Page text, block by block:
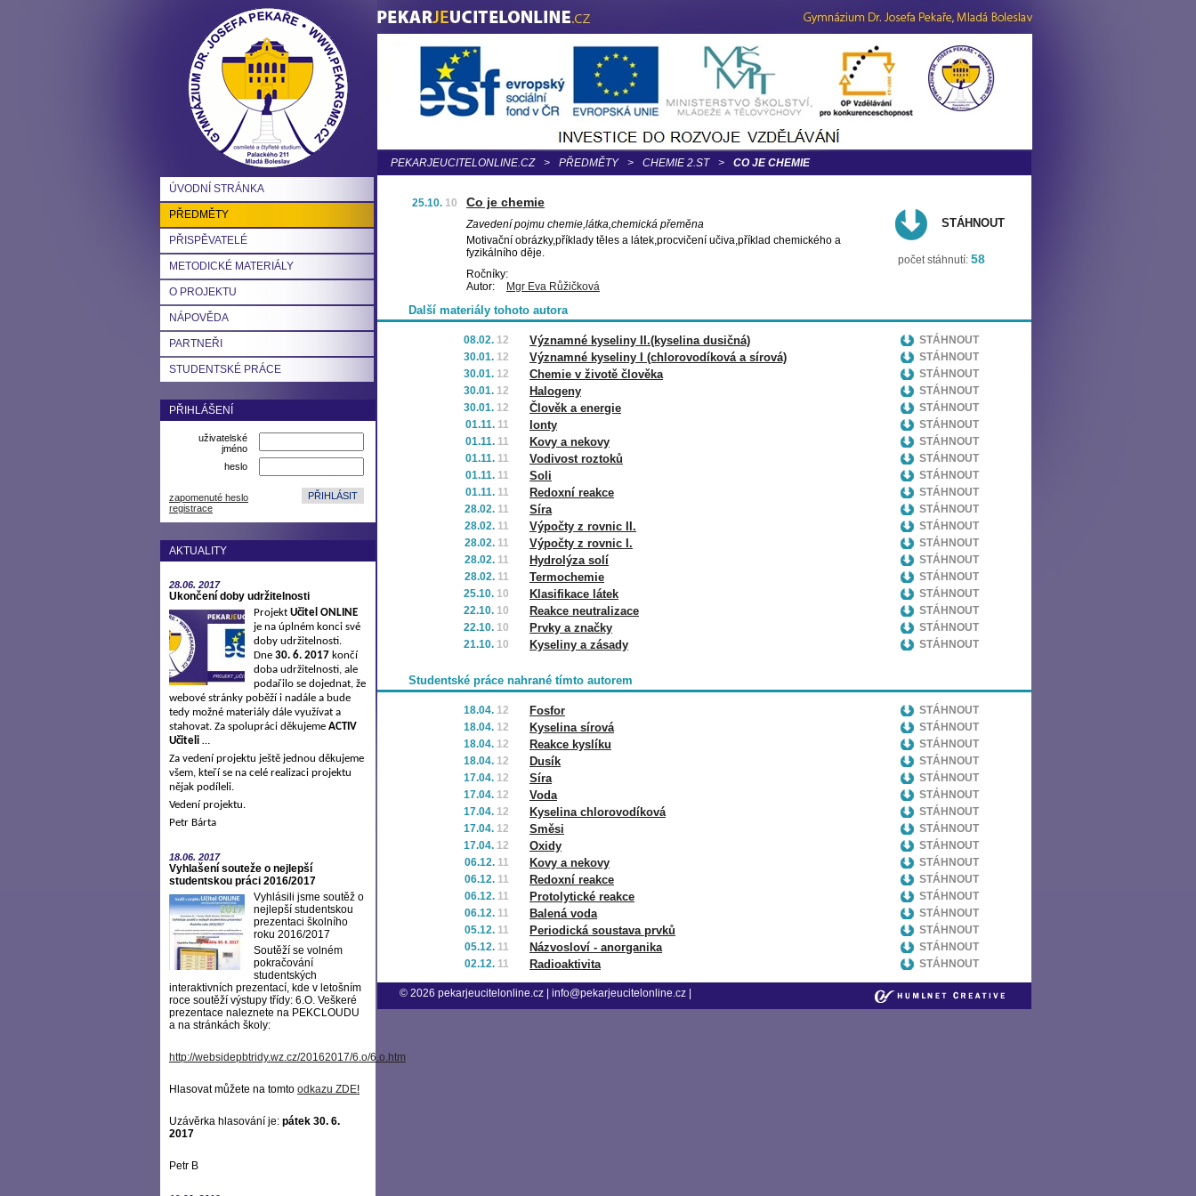
ÚVODNÍ STRÁNKA
PŘEDMĚTY
PŘISPĚVATELÉ
METODICKÉ MATERIÁLY
O PROJEKTU
NÁPOVĚDA
PARTNEŘI
STUDENTSKÉ PRÁCE
PŘIHLÁŠENÍ
uživatelské
jméno
heslo
zapomenuté heslo
registrace
AKTUALITY
28.06. 2017
Ukončení doby udržitelnosti
Projekt Učitel ONLINE
je na úplném konci své
doby udržitelnosti.
Dne 30. 6. 2017 končí
doba udržitelnosti, ale
podařilo se dojednat, že
webové stránky poběží i nadále a bude
tedy možné materiály dále využívat a
stahovat. Za spolupráci děkujeme ACTIV
Učiteli …
Za vedení projektu ještě jednou děkujeme
všem, kteří se na celé realizaci projektu
nějak podíleli.
Vedení projektu.
Petr Bárta
18.06. 2017
Vyhlašení souteže o nejlepší
studentskou práci 2016/2017
Vyhlásili jsme soutěž o
nejlepší studentskou
prezentaci školního
roku 2016/2017
Soutěží se volném
pokračování
studentských
interaktivních prezentací, kde v letošním
roce soutěží výstupy třídy: 6.O. Veškeré
prezentace naleznete na PEKCLOUDU
a na stránkách školy:
http://websidepbtridy.wz.cz/20162017/6.o/6.o.htm
Hlasovat můžete na tomto odkazu ZDE!
Uzávěrka hlasování je: pátek 30. 6.
2017
Petr B
PEKARJEUCITELONLINE.CZ > PŘEDMĚTY > CHEMIE 2.ST > CO JE CHEMIE
25.10. 10 Co je chemie
Zavedení pojmu chemie,látka,chemická přeměna
Motivační obrázky,příklady těles a látek,procvičení učiva,příklad chemického a
fyzikálního děje.
Ročníky:
Autor:
Mgr Eva Růžičková
STÁHNOUT
počet stáhnutí: 58
Další materiály tohoto autora
08.02. 12 Významné kyseliny II.(kyselina dusičná)
STÁHNOUT
30.01. 12 Významné kyseliny I (chlorovodíková a sírová)
STÁHNOUT
30.01. 12 Chemie v životě člověka
STÁHNOUT
30.01. 12 Halogeny
STÁHNOUT
30.01. 12 Člověk a energie
STÁHNOUT
01.11. 11 Ionty
STÁHNOUT
01.11. 11 Kovy a nekovy
STÁHNOUT
01.11. 11 Vodivost roztoků
STÁHNOUT
01.11. 11 Soli
STÁHNOUT
01.11. 11 Redoxní reakce
STÁHNOUT
28.02. 11 Síra
STÁHNOUT
28.02. 11 Výpočty z rovnic II.
STÁHNOUT
28.02. 11 Výpočty z rovnic I.
STÁHNOUT
28.02. 11 Hydrolýza solí
STÁHNOUT
28.02. 11 Termochemie
STÁHNOUT
25.10. 10 Klasifikace látek
STÁHNOUT
22.10. 10 Reakce neutralizace
STÁHNOUT
22.10. 10 Prvky a značky
STÁHNOUT
21.10. 10 Kyseliny a zásady STÁHNOUT
Studentské práce nahrané tímto autorem
18.04. 12 Fosfor
STÁHNOUT
18.04. 12 Kyselina sírová
STÁHNOUT
18.04. 12 Reakce kyslíku
STÁHNOUT
18.04. 12 Dusík
STÁHNOUT
17.04. 12 Síra
STÁHNOUT
17.04. 12 Voda
STÁHNOUT
17.04. 12 Kyselina chlorovodíková
STÁHNOUT
17.04. 12 Směsi
STÁHNOUT
17.04. 12 Oxidy
STÁHNOUT
06.12. 11 Kovy a nekovy
STÁHNOUT
06.12. 11 Redoxní reakce
STÁHNOUT
06.12. 11 Protolytické reakce
STÁHNOUT
06.12. 11 Balená voda
STÁHNOUT
05.12. 11 Periodická soustava prvků
STÁHNOUT
05.12. 11 Názvosloví - anorganika
STÁHNOUT
02.12. 11 Radioaktivita STÁHNOUT
© 2026 pekarjeucitelonline.cz info@pekarjeucitelonline.cz